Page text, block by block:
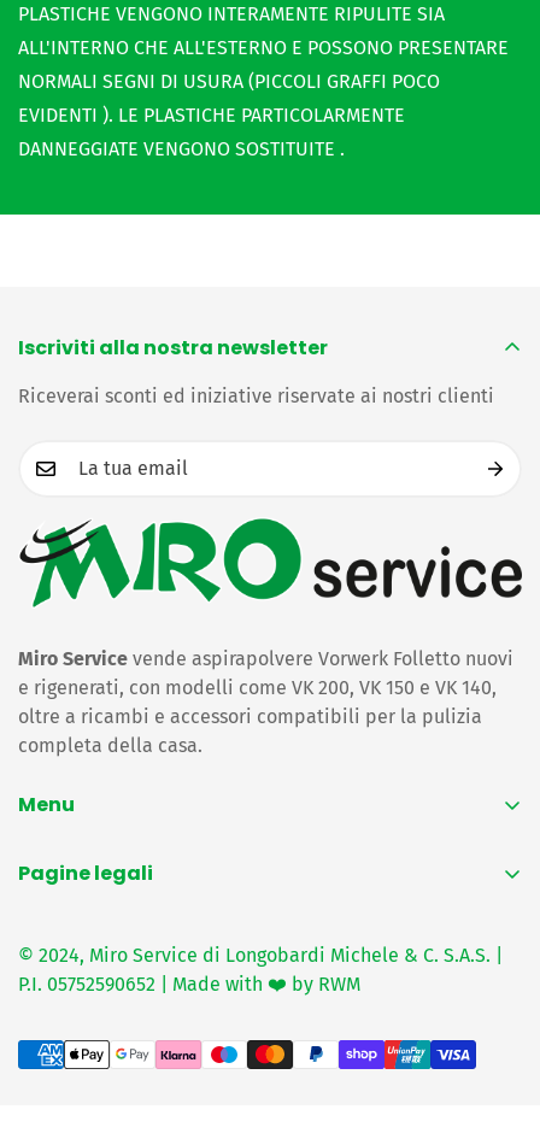
PLASTICHE VENGONO INTERAMENTE RIPULITE SIA
ALL'INTERNO CHE ALL'ESTERNO E POSSONO PRESENTARE
NORMALI SEGNI DI USURA (PICCOLI GRAFFI POCO
EVIDENTI ). LE PLASTICHE PARTICOLARMENTE
DANNEGGIATE VENGONO SOSTITUITE .
Miro Service vende aspirapolvere Vorwerk Folletto nuovi
e rigenerati, con modelli come VK 200, VK 150 e VK 140,
oltre a ricambi e accessori compatibili per la pulizia
completa della casa.
Menu
Folletto rigenerato
Sacchetti e filtri
Ricambi Bimby
Pagine legali
Termini e condizioni
Consegna e spedizioni
Resi e rimborsi
Iscriviti alla nostra newsletter
Riceverai sconti ed iniziative riservate ai nostri clienti
© 2024, Miro Service di Longobardi Michele & C. S.A.S. |
P.I. 05752590652 | Made with ❤️ by RWM